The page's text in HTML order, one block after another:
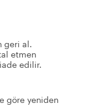
geri al.
etmen
edilir.
göre yeniden